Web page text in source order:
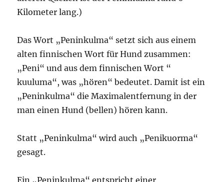
Kilometer lang.)
Das Wort „Peninkulma“ setzt sich aus einem
alten finnischen Wort für Hund zusammen:
„Peni“ und aus dem finnischen Wort “
kuuluma“, was „hören“ bedeutet. Damit ist ein
„Peninkulma“ die Maximalentfernung in der
man einen Hund (bellen) hören kann.
Statt „Peninkulma“ wird auch „Penikuorma“
gesagt.
Ein „Peninkulma“ entspricht einer